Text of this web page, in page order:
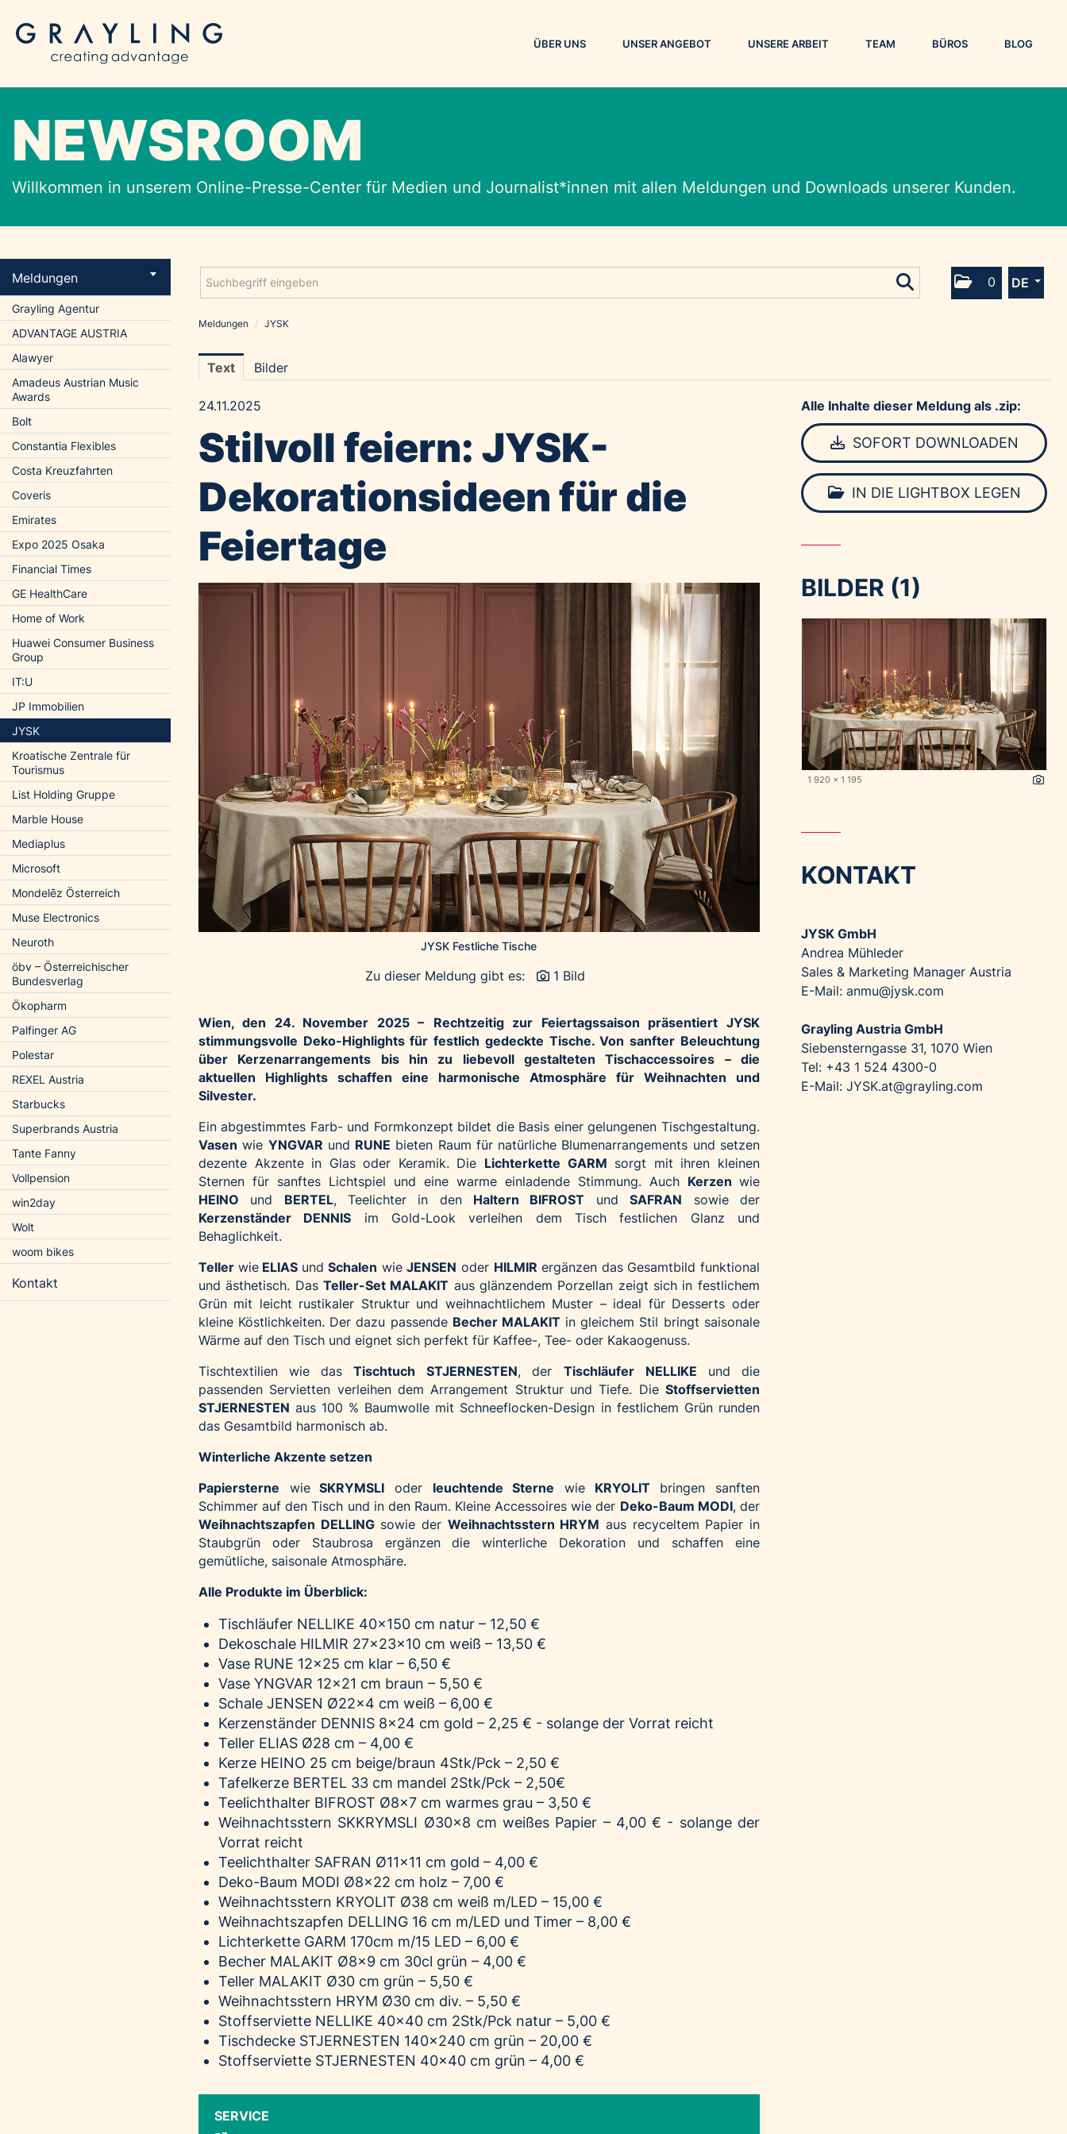
ÜBER UNS UNSER ANGEBOT UNSERE ARBEIT TEAM BÜROS BLOG
NEWSROOM
Willkommen in unserem Online-Presse-Center für Medien und Journalist*innen mit allen Meldungen und Downloads unserer Kunden.
0 DE
Meldungen
Grayling Agentur
ADVANTAGE AUSTRIA
Alawyer
Amadeus Austrian Music
Awards
Bolt
Constantia Flexibles
Costa Kreuzfahrten
Coveris
Emirates
Expo 2025 Osaka
Financial Times
GE HealthCare
Home of Work
Huawei Consumer Business
Group
IT:U
JP Immobilien
JYSK
Kroatische Zentrale für
Tourismus
List Holding Gruppe
Marble House
Mediaplus
Microsoft
Mondelēz Österreich
Muse Electronics
Neuroth
öbv – Österreichischer
Bundesverlag
Ökopharm
Palfinger AG
Polestar
REXEL Austria
Starbucks
Superbrands Austria
Tante Fanny
Vollpension
win2day
Wolt
woom bikes
Kontakt
Meldungen / JYSK
Text Bilder
24.11.2025
Stilvoll feiern: JYSK-
Dekorationsideen für die
Feiertage
JYSK Festliche Tische
Zu dieser Meldung gibt es: 1 Bild
Wien, den 24. November 2025 –
Rechtzeitig zur Feiertagssaison präsentiert JYSK
stimmungsvolle Deko-Highlights für festlich gedeckte Tische. Von sanfter Beleuchtung
über Kerzenarrangements bis hin zu liebevoll gestalteten Tischaccessoires – die
aktuellen Highlights schaffen eine harmonische Atmosphäre für Weihnachten und
Silvester.
Ein abgestimmtes Farb- und Formkonzept bildet die Basis einer gelungenen Tischgestaltung.
Vasen wie YNGVAR und RUNE bieten Raum für natürliche Blumenarrangements und setzen
dezente Akzente in Glas oder Keramik. Die Lichterkette GARM sorgt mit ihren kleinen
Sternen für sanftes Lichtspiel und eine warme einladende Stimmung. Auch Kerzen wie
HEINO und BERTEL, Teelichter in den Haltern BIFROST undSAFRAN sowie der
Kerzenständer DENNIS im Gold-Look verleihen dem Tisch festlichen Glanz und
Behaglichkeit.
Teller wieELIAS undSchalen wieJENSEN oder HILMIR ergänzen das Gesamtbild funktional
und ästhetisch. DasTeller-Set MALAKIT aus glänzendem Porzellan zeigt sich in festlichem
Grün mit leicht rustikaler Struktur und weihnachtlichem Muster – ideal für Desserts oder
kleine Köstlichkeiten. Der dazu passende Becher MALAKIT in gleichem Stil bringt saisonale
Wärme auf den Tisch und eignet sich perfekt für Kaffee-, Tee- oder Kakaogenuss.
Tischtextilien wie dasTischtuch STJERNESTEN, der Tischläufer NELLIKE und die
passenden Servietten verleihen dem Arrangement Struktur und Tiefe. Die Stoffservietten
STJERNESTEN aus 100 % Baumwolle mit Schneeflocken-Design in festlichem Grün runden
das Gesamtbild harmonisch ab.
Winterliche Akzente setzen
Papiersterne wieSKRYMSLI oder leuchtende Sterne wieKRYOLITbringen sanften
Schimmer auf den Tisch und in den Raum. Kleine Accessoires wie der Deko-Baum MODI, der
Weihnachtszapfen DELLINGsowie der Weihnachtsstern HRYM aus recyceltem Papier in
Staubgrün oder Staubrosa ergänzen die winterliche Dekoration und schaffen eine
gemütliche, saisonale Atmosphäre.
Alle Produkte im Überblick:
Tischläufer NELLIKE 40x150 cm natur – 12,50 €
Dekoschale HILMIR 27x23x10 cm weiß – 13,50 €
Vase RUNE 12x25 cm klar – 6,50 €
Vase YNGVAR 12x21 cm braun – 5,50 €
Schale JENSEN Ø22x4 cm weiß – 6,00 €
Kerzenständer DENNIS 8x24 cm gold – 2,25 € - solange der Vorrat reicht
Teller ELIAS Ø28 cm – 4,00 €
Kerze HEINO 25 cm beige/braun 4Stk/Pck – 2,50 €
Tafelkerze BERTEL 33 cm mandel 2Stk/Pck – 2,50€
Teelichthalter BIFROST Ø8x7 cm warmes grau – 3,50 €
Weihnachtsstern SKKRYMSLI Ø30x8 cm weißes Papier – 4,00 € - solange der
Vorrat reicht
Teelichthalter SAFRAN Ø11x11 cm gold – 4,00 €
Deko-Baum MODI Ø8x22 cm holz – 7,00 €
Weihnachtsstern KRYOLIT Ø38 cm weiß m/LED – 15,00 €
Weihnachtszapfen DELLING 16 cm m/LED und Timer – 8,00 €
Lichterkette GARM 170cm m/15 LED – 6,00 €
Becher MALAKIT Ø8x9 cm 30cl grün – 4,00 €
Teller MALAKIT Ø30 cm grün – 5,50 €
Weihnachtsstern HRYM Ø30 cm div. – 5,50 €
Stoffserviette NELLIKE 40x40 cm 2Stk/Pck natur – 5,00 €
Tischdecke STJERNESTEN 140x240 cm grün – 20,00 €
Stoffserviette STJERNESTEN 40x40 cm grün – 4,00 €
SERVICE
Alle Inhalte dieser Meldung als .zip:
SOFORT DOWNLOADEN
IN DIE LIGHTBOX LEGEN
BILDER (1)
1 920 x 1 195
KONTAKT
JYSK GmbH
Andrea Mühleder
Sales & Marketing Manager Austria
E-Mail: anmu@jysk.com
Grayling Austria GmbH
Siebensterngasse 31, 1070 Wien
Tel: +43 1 524 4300-0
E-Mail: JYSK.at@grayling.com